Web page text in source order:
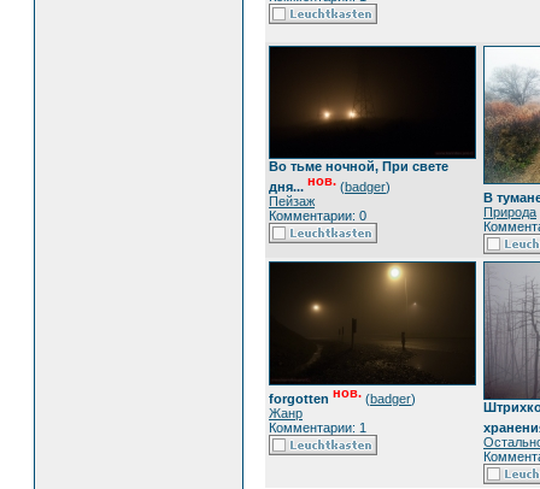
Во тьме ночной, При свете
дня... нов. (badger)
Пейзаж
Комментарии: 0
В
Природа
forgotten нов. (badger)
Жанр
Комментарии: 1